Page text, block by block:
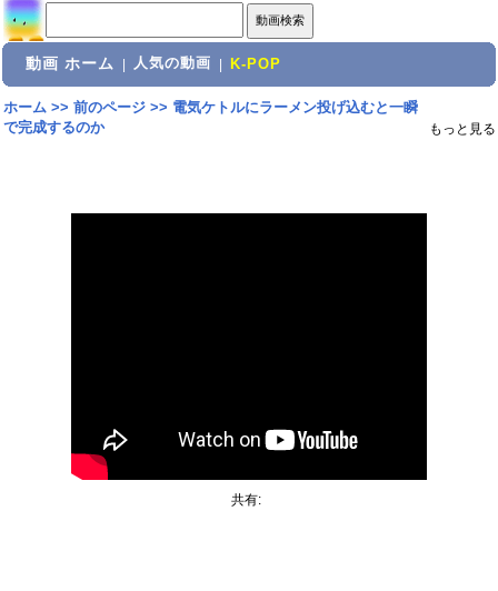
動画 ホーム 人気の動画 K-POP
ホーム>> 前のページ>> 電気ケトルにラーメン投げ込むと一瞬
で完成するのか
もっと見る
共有: